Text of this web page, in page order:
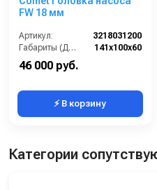
FW 18 мм
Артикул:
3218031200
Габариты (ДхШхВ):
141х100х60
46 000 руб.
⚡ В корзину
Категории